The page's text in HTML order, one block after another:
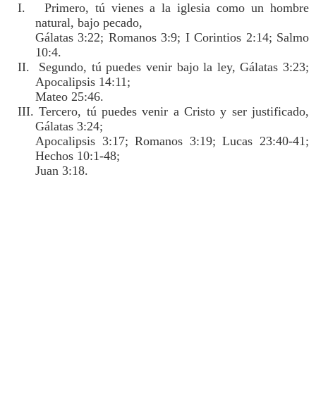
I. Primero, tú vienes a la iglesia como un hombre
natural, bajo pecado,
Gálatas 3:22; Romanos 3:9; I Corintios 2:14; Salmo
10:4.
II. Segundo, tú puedes venir bajo la ley, Gálatas 3:23;
Apocalipsis 14:11;
Mateo 25:46.
III. Tercero, tú puedes venir a Cristo y ser justificado,
Gálatas 3:24;
Apocalipsis 3:17; Romanos 3:19; Lucas 23:40-41;
Hechos 10:1-48;
Juan 3:18.